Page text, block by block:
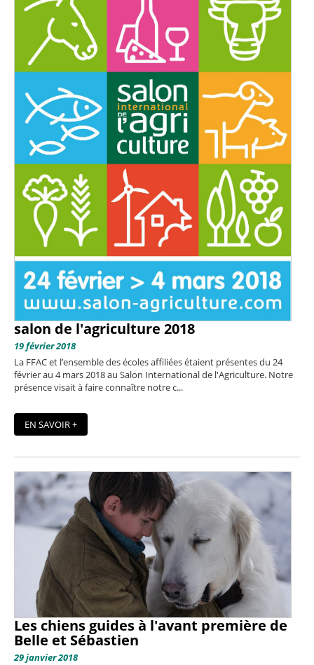
salon de l'agriculture 2018
19 février 2018
La FFAC et l’ensemble des écoles affiliées étaient présentes du 24
février au 4 mars 2018 au Salon International de l'Agriculture. Notre
présence visait à faire connaître notre c...
EN SAVOIR +
Les chiens guides à l'avant première de
Belle et Sébastien
29 janvier 2018